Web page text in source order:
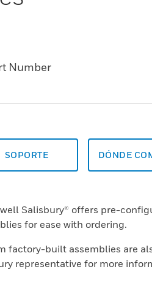
Number
SOPORTE DÓNDE
Salisbury® offers pre-
for ease with ordering.
factory-built assemblies are
representative for more